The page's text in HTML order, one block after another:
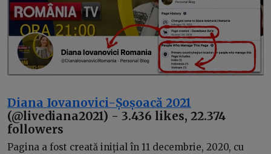
Diana Iovanovici-Șoșoacă 2021
(@livediana2021) - 3.436 likes, 22.374
followers
Pagina a fost creată inițial în 11 decembrie, 2020, cu